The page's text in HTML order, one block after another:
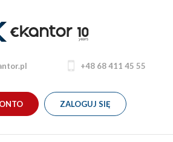
+48 68 411 45 55
ZALOGUJ SIĘ